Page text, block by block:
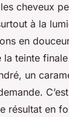
cheveux
à la
en
la teinte
un
résultat en